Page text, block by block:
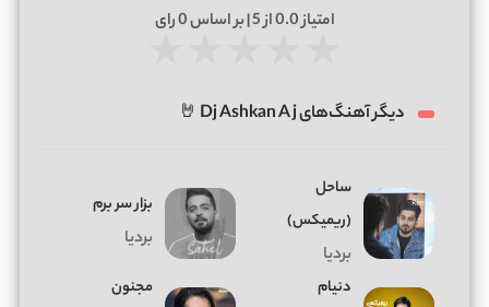
امتیاز0.0از 5 | بر اساس 0رای
دیگر آهنگ‌های Dj Ashkan A j 🤘
ساحل
(ریمیکس)
بردیا
بزار سر برم
بردیا
دنیام
مجنون